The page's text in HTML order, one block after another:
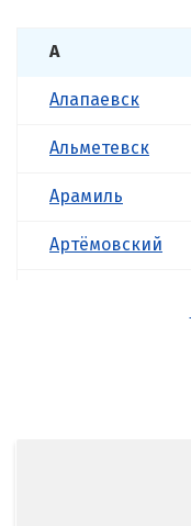
А
Алапаевск
Альметевск
Арамиль
Артёмовский